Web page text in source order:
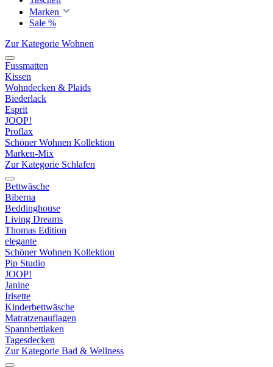
Marken
Sale %
Zur Kategorie Wohnen
Fussmatten
Kissen
Wohndecken & Plaids
Biederlack
Esprit
JOOP!
Proflax
Schöner Wohnen Kollektion
Marken-Mix
Zur Kategorie Schlafen
Bettwäsche
Biberna
Beddinghouse
Living Dreams
Thomas Edition
elegante
Schöner Wohnen Kollektion
Pip Studio
JOOP!
Janine
Irisette
Kinderbettwäsche
Matratzenauflagen
Spannbettlaken
Tagesdecken
Zur Kategorie Bad & Wellness